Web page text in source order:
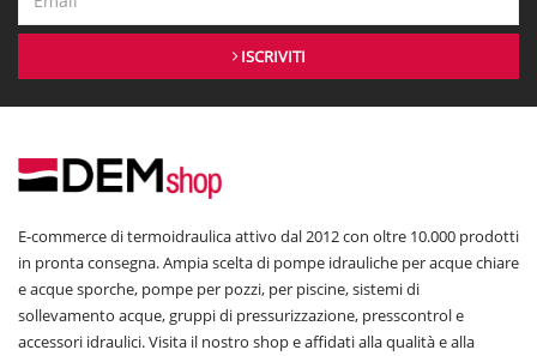
ISCRIVITI
E-commerce di termoidraulica attivo dal 2012 con oltre 10.000 prodotti
in pronta consegna. Ampia scelta di pompe idrauliche per acque chiare
e acque sporche, pompe per pozzi, per piscine, sistemi di
sollevamento acque, gruppi di pressurizzazione, presscontrol e
accessori idraulici. Visita il nostro shop e affidati alla qualità e alla